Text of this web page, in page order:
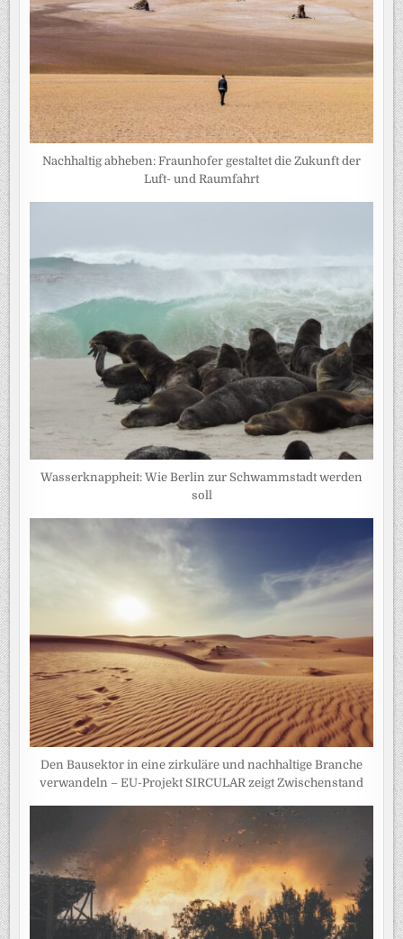
Nachhaltig abheben: Fraunhofer gestaltet die Zukunft der
Luft- und Raumfahrt
Wasserknappheit: Wie Berlin zur Schwammstadt werden
soll
Den Bausektor in eine zirkuläre und nachhaltige Branche
verwandeln – EU-Projekt SIRCULAR zeigt Zwischenstand